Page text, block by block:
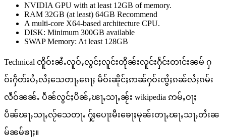
NVIDIA GPU with at least 12GB of memory.
RAM 32GB (at least) 64GB Recommend
A multi-core X64-based architecture CPU.
DISK: Minimum 300GB available
SWAP Memory: At least 128GB
Technical ၸိူဝ်းၼႆႉလူဝ်ႇလွင်ႈလူင်းတိုၼ်းလူင်းႁႅင်းတၢင်းၼမ် ႁ
ဝ်းႁဵတ်းပႆႇလႆႈသေတႃႇၵေႃႈ မဵဝ်းၼိုင်ႈဢၼ်ႁဝ်းၸွႆႈၵၼ်လႆႈၵမ်း
လဵဝ်ၼၼ်ႉ ပဵၼ်လွင်ႈပိၼ်ႇၽႃႇသႃႇၼႂ်း wikipedia ဢမ်ႇဝႃႈ
ပဵၼ်ၽႃႇသႃႇလႂ်သေတႃႉ ႁႂ်ႈပေႃးမီးၶေႃႈမုၼ်းတႃႇၽႃႇသႃႇတႆးၼ
မ်ၼမ်ၶႃႈ။